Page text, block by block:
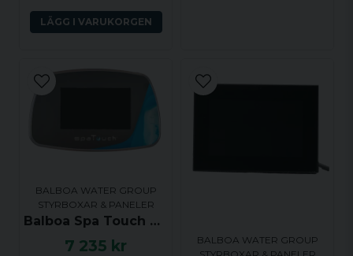
LÄGG I VARUKORGEN
BALBOA WATER GROUP
STYRBOXAR & PANELER
Balboa Spa Touch H2 Trapezoid Panel
7 235 kr
BALBOA WATER GROUP